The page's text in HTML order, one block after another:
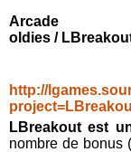
Débutant
Logiciels
oldies /
http://
LBreakout est
nombre de bonus